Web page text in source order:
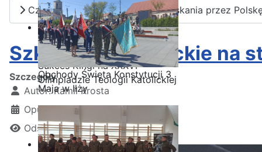
Sukces Kingi na XXXVI
Olimpiadzie Teologii Katolickiej
Obchody Święta Konstytucji 3
Maja w Iłży
Czytaj więcej: 106 rocznica odzyskania przez
Szkolenie strzeleckie na
Szczegóły
Autor:Kamil Krosta
Opublikowano: 07 listopad 2024
Odsłon: 1299